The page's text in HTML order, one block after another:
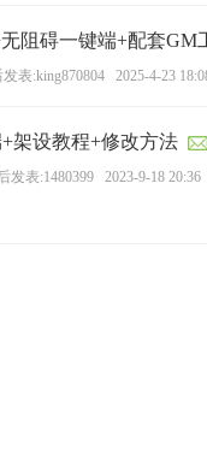
阻碍一键端+配套GM
表:king870804 2025-4-23
架设教程+修改方法
发表:1480399 2023-9-18 20:36